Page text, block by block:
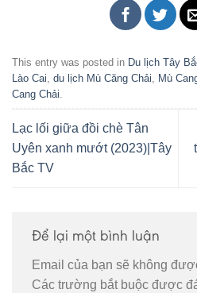
This entry was posted in Du lịch Tây
Lào Cai du lịch Mù Căng Chải Mù
Cang Chải
Lạc lối giữa đồi chè Tân
Uyên xanh mướt (2023)|Tây
Bắc TV
Để lại một bình luận
Email của bạn sẽ không
Các trường bắt buộc được